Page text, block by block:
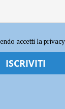
in un bosco
a Bobbio,
accetti la